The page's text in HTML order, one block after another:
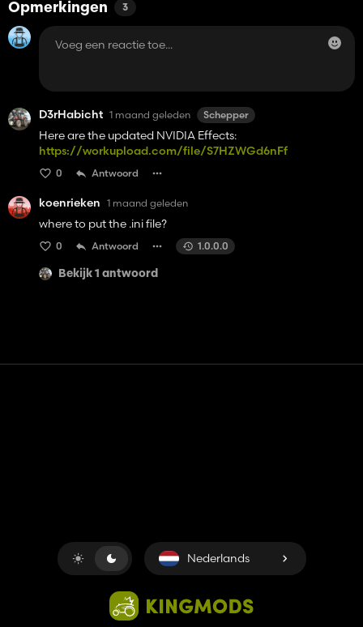
Opmerkingen 3
D3rHabicht 1 maand geleden Schepper
Here are the updated NVIDIA Effects:
https://workupload.com/file/S7HZWGd6nFf
0 Antwoord
koenrieken 1 maand geleden
where to put the .ini file?
0 Antwoord 1.0.0.0
Bekijk 1 antwoord
Nederlands